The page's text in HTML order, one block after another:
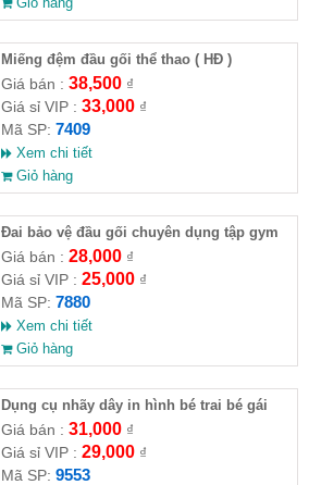
Miếng đệm đầu gối thể thao ( HĐ )
Giá bán : 38,500₫
Giá sỉ VIP : 33,000₫
Mã SP: 7409
Xem chi tiết
Giỏ hàng
Đai bảo vệ đầu gối chuyên dụng tập gym
Giá bán : 28,000₫
Giá sỉ VIP : 25,000₫
Mã SP: 7880
Xem chi tiết
Giỏ hàng
Dụng cụ nhãy dây in hình bé trai bé gái
Giá bán : 31,000₫
Giá sỉ VIP : 29,000₫
Mã SP: 9553